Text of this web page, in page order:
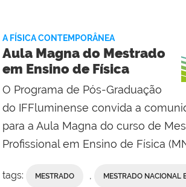
A FÍSICA CONTEMPORÂNEA
Aula Magna do Mestrado
em Ensino de Física
O Programa de Pós-Graduação
do IFFluminense convida a
para a Aula Magna do curso de
Profissional em Ensino de Física
tags: MESTRADO MESTRADO NACIONAL